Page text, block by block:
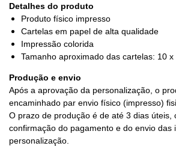
Detalhes do produto
Produto físico impresso
Cartelas em papel de alta qualidade
Impressão colorida
Tamanho aproximado das cartelas: 10 x
Produção e envio
Após a aprovação da personalização, o
encaminhado par envio físico (impresso)
O prazo de produção é de até 3 dias úteis,
confirmação do pagamento e do envio das
personalização.